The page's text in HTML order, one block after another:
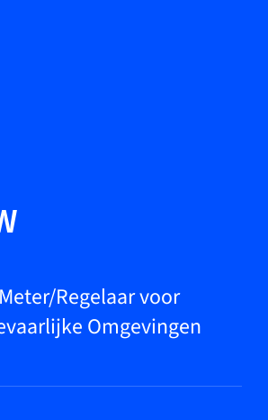
Regelaar voor
Omgevingen